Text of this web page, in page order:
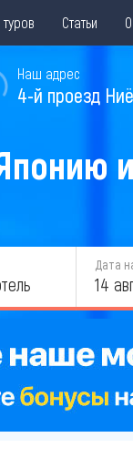
Статьи
Наш адрес
4-й проезд
Дата
14